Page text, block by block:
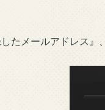
したメールアドレス